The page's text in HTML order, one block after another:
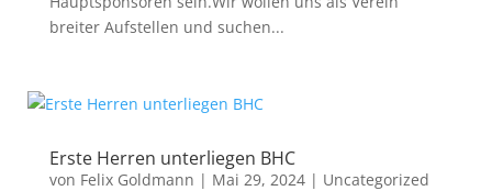
breiter Aufstellen und suchen...
Erste Herren unterliegen BHC
von Felix Goldmann | Mai 29, 2024| Uncategorized